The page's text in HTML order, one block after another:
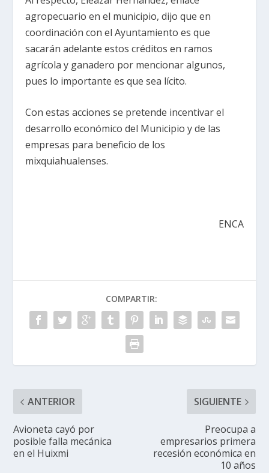
agropecuario en el municipio, dijo que en
coordinación con el Ayuntamiento es que
sacarán adelante estos créditos en ramos
agrícola y ganadero por mencionar algunos,
pues lo importante es que sea lícito.
Con estas acciones se pretende incentivar el
desarrollo económico del Municipio y de las
empresas para beneficio de los
mixquiahualenses.
ENCA
COMPARTIR:
ANTERIOR
Avioneta cayó por
posible falla mecánica
en el Huixmi
SIGUIENTE
Preocupa a
empresarios primera
recesión económica en
10 años